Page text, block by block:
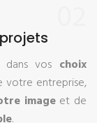
dans vos choix
votre entreprise,
imageet de